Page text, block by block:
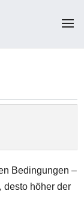
Bedingungen –
desto höher der